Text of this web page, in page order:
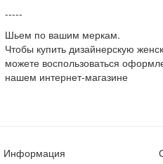
-----
Шьем по вашим меркам.
Чтобы купить дизайнерскую
можете воспользоваться
нашем интернет-магазине
Информация